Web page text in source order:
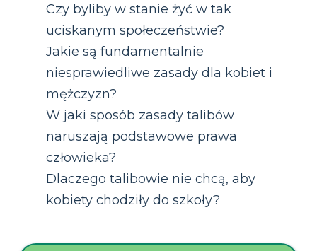
Czy byliby w stanie żyć w tak
uciskanym społeczeństwie?
Jakie są fundamentalnie
niesprawiedliwe zasady dla kobiet i
mężczyzn?
W jaki sposób zasady talibów
naruszają podstawowe prawa
człowieka?
Dlaczego talibowie nie chcą, aby
kobiety chodziły do szkoły?